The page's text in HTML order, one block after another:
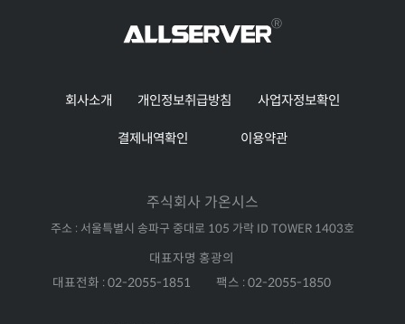
회사소개 개인정보취급방침 사업자정보확인
결제내역확인 이용약관
주식회사 가온시스
주소 : 서울특별시 송파구 중대로 105 가락 ID TOWER 1403호
대표자명 홍광의
대표전화 : 02-2055-1851
팩스 : 02-2055-1850